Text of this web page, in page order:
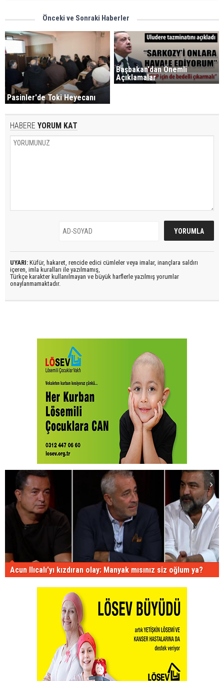
Önceki ve Sonraki Haberler
Pasinler'de Toki Heyecanı
Başbakan'dan Önemli
Açıklamalar
HABERE YORUM KAT
UYARI: Küfür, hakaret, rencide edici cümleler veya imalar, inançlara saldırı
içeren, imla kuralları ile yazılmamış,
Türkçe karakter kullanılmayan ve büyük harflerle yazılmış yorumlar
onaylanmamaktadır.
Acun Ilıcalı'yı kızdıran olay: Manyak mısınız siz oğlum ya?